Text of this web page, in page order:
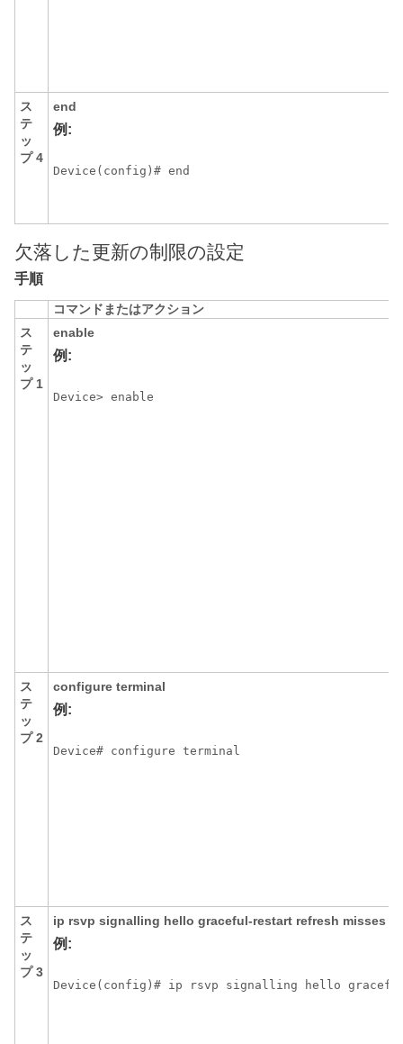
ス
テ
ッ
プ 4
end
例:
Device(config)# end
欠落した更新の制限の設定
手順
コマンドまたはアクション
ス
テ
ッ
プ 1
enable
例:
Device> enable
ス
テ
ッ
プ 2
configure terminal
例:
Device# configure terminal
ス
テ
ッ
プ 3
ip rsvp signalling hello graceful-restart refresh misses
例:
Device(config)# ip rsvp signalling hello